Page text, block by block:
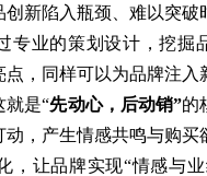
新陷入瓶颈、难以突破
业的策划设计，挖掘
，同样可以为品牌注入
就是“先动心，后动销”的
，产生情感共鸣与购买
，让品牌实现“情感与